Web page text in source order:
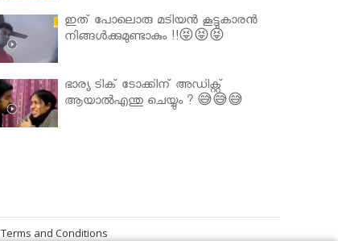
ഇത് പോലൊരു മടിയൻ കൂട്ടുകാരൻ
നിങ്ങൾക്കുമുണ്ടാകും !!😝😝😝
ഭാര്യ ടിക് ടോക്കിന് അഡിക്റ്റ്
ആയാൽഎന്തു ചെയ്യും ? 😅😅😅
Terms and Conditions